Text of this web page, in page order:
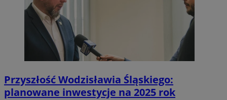
Przyszłość Wodzisławia Śląskiego:
planowane inwestycje na 2025 rok